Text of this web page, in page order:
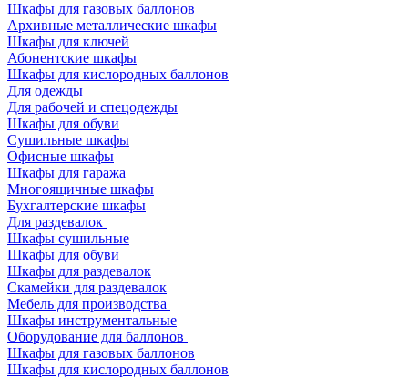
Шкафы для газовых баллонов
Архивные металлические шкафы
Шкафы для ключей
Абонентские шкафы
Шкафы для кислородных баллонов
Для одежды
Для рабочей и спецодежды
Шкафы для обуви
Сушильные шкафы
Офисные шкафы
Шкафы для гаража
Многоящичные шкафы
Бухгалтерские шкафы
Для раздевалок
Шкафы сушильные
Шкафы для обуви
Шкафы для раздевалок
Скамейки для раздевалок
Мебель для производства
Шкафы инструментальные
Оборудование для баллонов
Шкафы для газовых баллонов
Шкафы для кислородных баллонов